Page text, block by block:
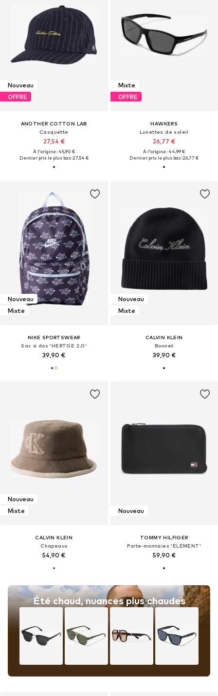
Nouveau
OFFRE
ANOTHER COTTON LAB
Casquette
27,54 €
À l'origine : 45,90 €
Dernier prix le plus bas :27,54 €
Mixte
OFFRE
HAWKERS
Lunettes de soleil
26,77 €
À l'origine : 44,99 €
Dernier prix le plus bas :26,77 €
Nouveau
Mixte
NIKE SPORTSWEAR
Sac à dos 'HERTGE 2.0'
39,90 €
Nouveau
Mixte
CALVIN KLEIN
Bonnet
39,90 €
Nouveau
Mixte
CALVIN KLEIN
Chapeaux
54,90 €
Été chaud, nuances plus chaudes
Nouveau
TOMMY HILFIGER
Porte-monnaies 'ELEMENT'
59,90 €